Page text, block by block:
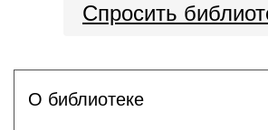
Спросить
О библиотеке